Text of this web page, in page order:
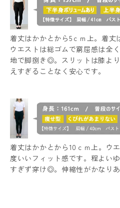
着丈はかかとから5ｃｍ上。着丈
ウエストは総ゴムで窮屈感は全
地で脚捌き◎。スリットは膝よ
えすぎることなく安心です。
着丈はかかとから10ｃｍ上。ウ
度いいフィット感です。程よい
すぎず穿け◎。伸縮性がかなりあ